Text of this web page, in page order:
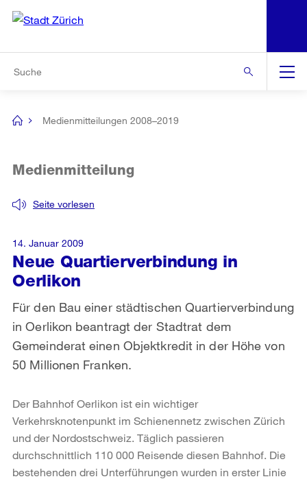
Navigation
[no
Medienmitteilungen 2008–2019
Neue Quartierverbindung in
Oerlikon
Seite vorlesen
Medienmitteilung
Für den Bau einer städtischen Quartierverbindung
in Oerlikon beantragt der Stadtrat dem
Gemeinderat einen Objektkredit in der Höhe von
50 Millionen Franken.
14. Januar 2009
Der Bahnhof Oerlikon ist ein wichtiger
Verkehrsknotenpunkt im Schienennetz zwischen Zürich
und der Nordostschweiz. Täglich passieren
durchschnittlich 110 000 Reisende diesen Bahnhof. Die
bestehenden drei Unterführungen wurden in erster Linie